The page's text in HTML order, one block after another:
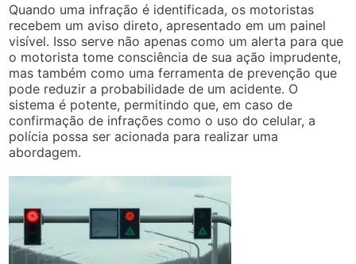
Quando uma infração é identificada, os motoristas
recebem um aviso direto, apresentado em um painel
visível. Isso serve não apenas como um alerta para que
o motorista tome consciência de sua ação imprudente,
mas também como uma ferramenta de prevenção que
pode reduzir a probabilidade de um acidente. O
sistema é potente, permitindo que, em caso de
confirmação de infrações como o uso do celular, a
polícia possa ser acionada para realizar uma
abordagem.